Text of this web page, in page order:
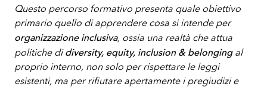
Questo percorso formativo presenta quale obiettivo
primario quello di apprendere cosa si intende per
organizzazione inclusiva, ossia una realtà che attua
politiche di diversity, equity, inclusion & belongingal
proprio interno, non solo per rispettare le leggi
esistenti, ma per rifiutare apertamente i pregiudizi e